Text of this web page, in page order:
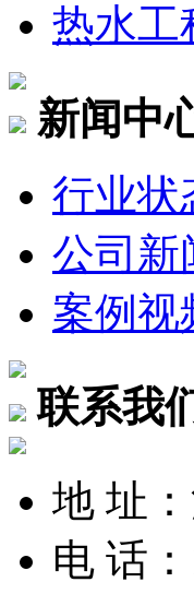
热水工
新闻中
行业状
公司新
案例视
联系我
地 址
电 话